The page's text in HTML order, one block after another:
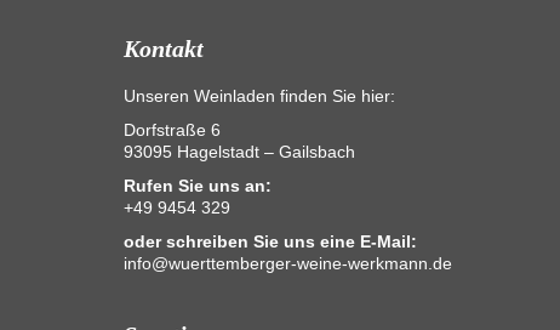
Kontakt
Unseren Weinladen finden Sie hier:
Dorfstraße 6
93095 Hagelstadt – Gailsbach
Rufen Sie uns an:
+49 9454 329
oder schreiben Sie uns eine E-Mail:
info@wuerttemberger-weine-werkmann.de